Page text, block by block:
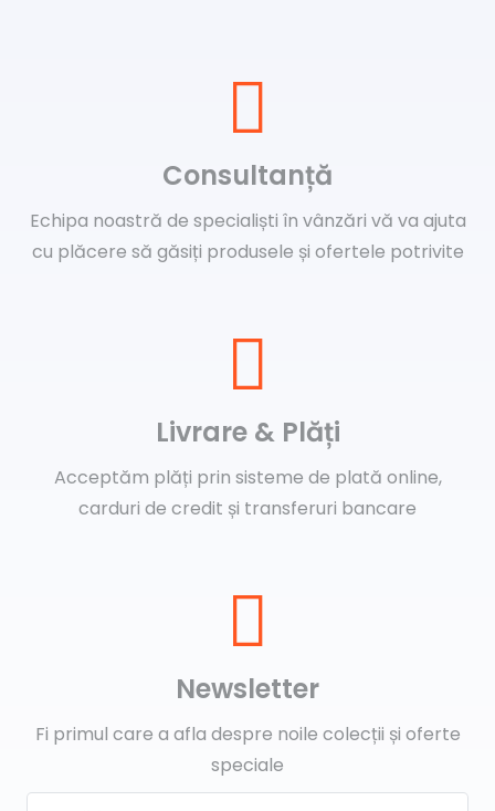
Consultanță
Echipa noastră de specialiști în vânzări vă va ajuta
cu plăcere să găsiți produsele și ofertele potrivite
Livrare & Plăți
Acceptăm plăți prin sisteme de plată online,
carduri de credit și transferuri bancare
Newsletter
Fi primul care a afla despre noile colecții și oferte
speciale